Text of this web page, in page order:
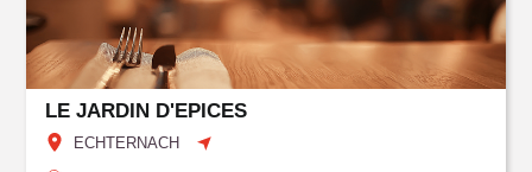
LE JARDIN D'EPICES
ECHTERNACH